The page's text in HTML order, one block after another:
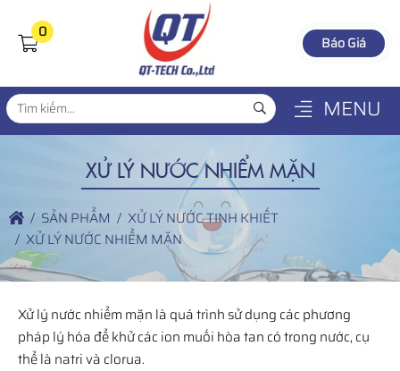
0
Báo Giá
MENU
XỬ LÝ NƯỚC NHIỂM MẶN
SẢN PHẨM
XỬ LÝ NƯỚC TINH KHIẾT
XỬ LÝ NƯỚC NHIỂM MẶN
Xử lý nước nhiểm mặn là quá trình sử dụng các phương
pháp lý hóa để khử các ion muối hòa tan có trong nước, cụ
thể là natri và clorua.